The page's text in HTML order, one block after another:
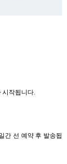
시작됩니다
간 선 예약 후 발송됩